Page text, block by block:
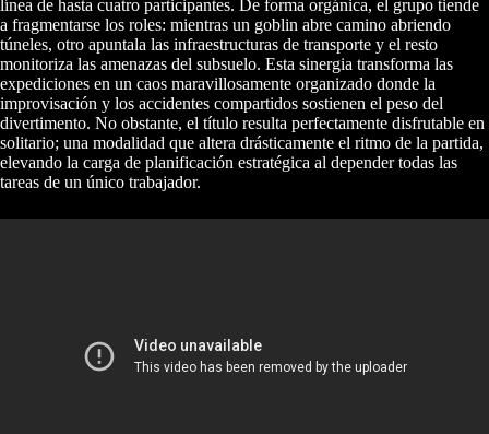
línea de hasta cuatro participantes. De forma orgánica, el grupo tiende
a fragmentarse los roles: mientras un goblin abre camino abriendo
túneles, otro apuntala las infraestructuras de transporte y el resto
monitoriza las amenazas del subsuelo. Esta sinergia transforma las
expediciones en un caos maravillosamente organizado donde la
improvisación y los accidentes compartidos sostienen el peso del
divertimento. No obstante, el título resulta perfectamente disfrutable en
solitario; una modalidad que altera drásticamente el ritmo de la partida,
elevando la carga de planificación estratégica al depender todas las
tareas de un único trabajador.